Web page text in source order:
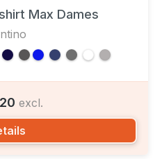
Max Dames
excl.